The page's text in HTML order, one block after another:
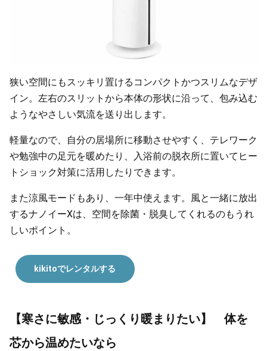
狭い空間にもスッキリ置けるコンパクトかつスリムなデザ
イン。左右のスリットから本体の形状に沿って、包み込む
ようなやさしい気流を送り出します。
軽量なので、自分の居場所に移動させやすく、テレワーク
や勉強中の足元を暖めたり、入浴前の脱衣所に置いてヒー
トショック対策に活用したりできます。
また涼風モードもあり、一年中使えます。風と一緒に放出
するナノイーXは、空間を除菌・脱臭してくれるのもうれ
しいポイント。
kikitoでレンタルする
【寒さに敏感・じっくり暖まりたい】 体を
芯から温めたいなら